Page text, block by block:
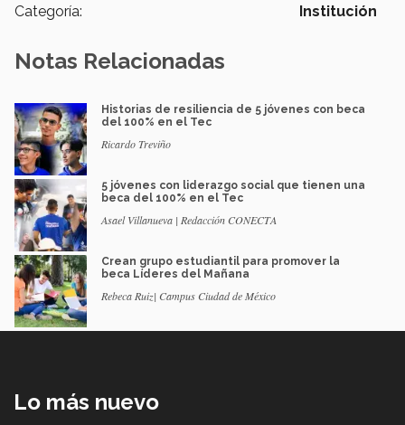
Categoría: Institución
Notas Relacionadas
Historias de resiliencia de 5 jóvenes con beca
del 100% en el Tec
Ricardo Treviño
5 jóvenes con liderazgo social que tienen una
beca del 100% en el Tec
Asael Villanueva | Redacción CONECTA
Crean grupo estudiantil para promover la
beca Líderes del Mañana
Rebeca Ruiz| Campus Ciudad de México
Lo más nuevo